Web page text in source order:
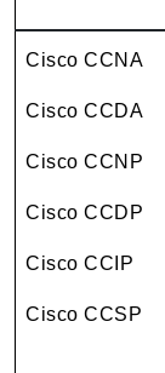
Cisco CCNA
Cisco CCDA
Cisco CCNP
Cisco CCDP
Cisco CCIP
Cisco CCSP